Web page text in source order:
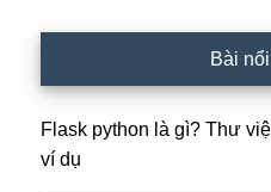
Bài
Flask python là gì? Thư
ví dụ